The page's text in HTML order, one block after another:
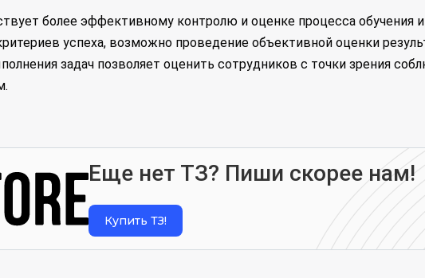
более эффективному контролю и оценке процесса обучения
успеха, возможно проведение объективной оценки
задач позволяет оценить сотрудников с точки зрения
Еще нет ТЗ? Пиши скорее нам!
Купить ТЗ!